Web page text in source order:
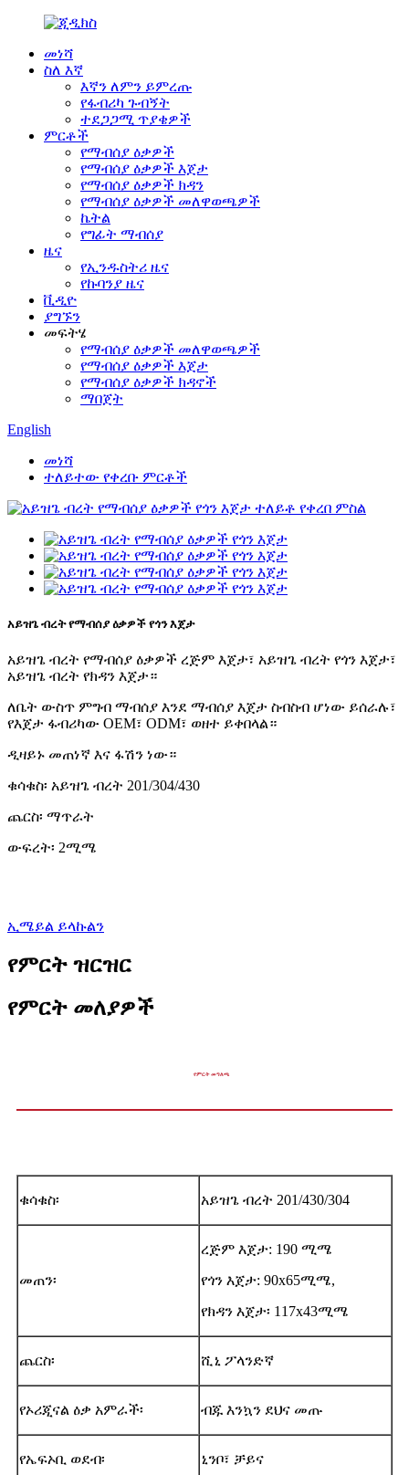
መነሻ
ስለ እኛ
እኛን ለምን ይምረጡ
የፋብሪካ ጉብኝት
ተደጋጋሚ ጥያቄዎች
ምርቶች
የማብሰያ ዕቃዎች
የማብሰያ ዕቃዎች እጀታ
የማብሰያ ዕቃዎች ክዳን
የማብሰያ ዕቃዎች መለዋወጫዎች
ኬትል
የግፊት ማብሰያ
ዜና
የኢንዱስትሪ ዜና
የኩባንያ ዜና
ቪዲዮ
ያግኙን
መፍትሄ
የማብሰያ ዕቃዎች መለዋወጫዎች
የማብሰያ ዕቃዎች እጀታ
የማብሰያ ዕቃዎች ክዳኖች
ማበጀት
English
መነሻ
ተለይተው የቀረቡ ምርቶች
አይዝጌ ብረት የማብሰያ ዕቃዎች የጎን እጀታ
አይዝጌ ብረት የማብሰያ ዕቃዎች ረጅም እጀታ፣ አይዝጌ ብረት የጎን እጀታ፣
አይዝጌ ብረት የክዳን እጀታ።
ለቤት ውስጥ ምግብ ማብሰያ እንደ ማብሰያ እጀታ ስብስብ ሆነው ይሰራሉ፣
የእጀታ ፋብሪካው OEM፣ ODM፣ ወዘተ ይቀበላል።
ዲዛይኑ መጠነኛ እና ፋሽን ነው።
ቁሳቁስ፡ አይዝጌ ብረት 201/304/430
ጨርስ፡ ማጥራት
ውፍረት፡ 2ሚሜ
ኢሜይል ይላኩልን
የምርት ዝርዝር
የምርት መለያዎች
የምርት መግለጫ
ቁሳቁስ፡ አይዝጌ ብረት 201/430/304
መጠን፡
ረጅም እጀታ: 190 ሚሜ
የጎን እጀታ: 90x65ሚሜ,
የክዳን እጀታ፡ 117x43ሚሜ
ጨርስ፡ ሺኒ ፖላንድኛ
የኦሪጂናል ዕቃ አምራች፡ ብጁ እንኳን ደህና መጡ
የኤፍኦቢ ወደብ፡ ኒንቦ፣ ቻይና